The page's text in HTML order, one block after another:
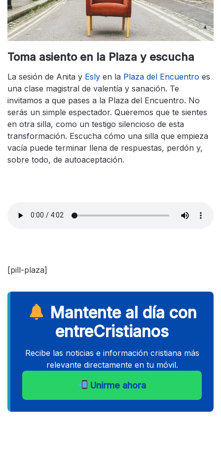
Toma asiento en la Plaza y escucha
La sesión de Anita y Esly en la Plaza del Encuentro es
una clase magistral de valentía y sanación. Te
invitamos a que pases a la Plaza del Encuentro. No
serás un simple espectador. Queremos que te sientes
en otra silla, como un testigo silencioso de esta
transformación. Escucha cómo una silla que empieza
vacía puede terminar llena de respuestas, perdón y,
sobre todo, de autoaceptación.
[pill-plaza]
Mantente al día con
entreCristianos
Recibe las noticias e información cristiana más
relevante directamente en tu móvil.
Unirme ahora